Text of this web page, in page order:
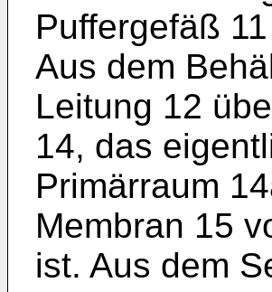
Puffergefäß
Aus dem
Leitung 12
14, das
Primärraum
Membran 15
ist. Aus dem